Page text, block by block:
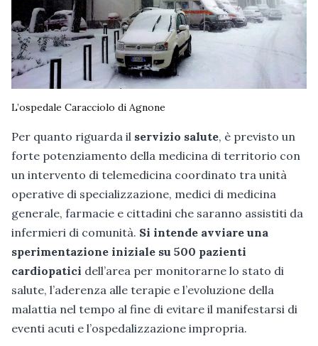
L’ospedale Caracciolo di Agnone
Per quanto riguarda il servizio salute, è previsto un
forte potenziamento della medicina di territorio con
un intervento di telemedicina coordinato tra unità
operative di specializzazione, medici di medicina
generale, farmacie e cittadini che saranno assistiti da
infermieri di comunità. Si intende avviare una
sperimentazione iniziale su 500 pazienti
cardiopatici dell’area per monitorarne lo stato di
salute, l’aderenza alle terapie e l’evoluzione della
malattia nel tempo al fine di evitare il manifestarsi di
eventi acuti e l’ospedalizzazione impropria.